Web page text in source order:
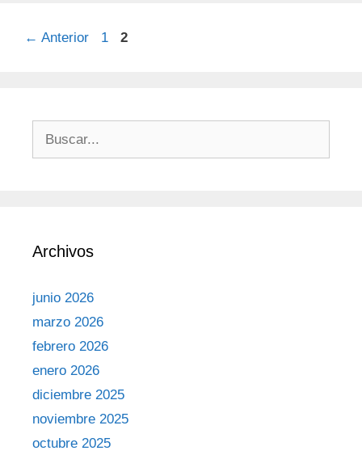
← Anterior 1 2
Archivos
junio 2026
marzo 2026
febrero 2026
enero 2026
diciembre 2025
noviembre 2025
octubre 2025